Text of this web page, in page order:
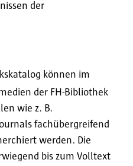
der
können im
der FH-Bibliothek
wie z. B.
fachübergreifend
werden. Die
bis zum Volltext